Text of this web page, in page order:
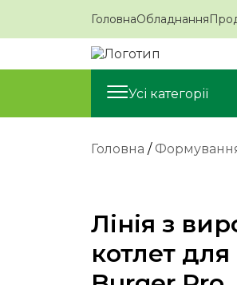
ГоловнаОбладнання
Усі категорії
Головна /
Лінія з
котлет